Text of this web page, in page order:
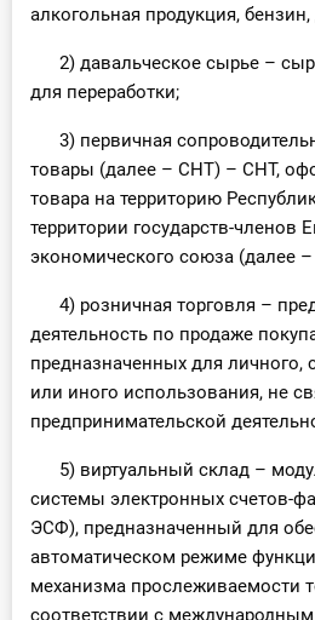
алкогольная продукция,
2) давальческое сырье –
для переработки;
3) первичная
товары (далее – СНТ) – СНТ,
товара на территорию
территории государств-членов
экономического союза (далее
4) розничная торговля –
деятельность по продаже
предназначенных для личного,
или иного использования, не
предпринимательской
5) виртуальный склад –
системы электронных счетов-
ЭСФ), предназначенный для
автоматическом режиме
механизма прослеживаемости
соответствии с